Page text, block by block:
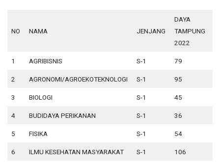
NO NAMA JENJANG
DAYA
TAMPUNG
2022
1 AGRIBISNIS S-1 79
2 AGRONOMI/AGROEKOTEKNOLOGI S-1 95
3 BIOLOGI S-1 45
4 BUDIDAYA PERIKANAN S-1 36
5 FISIKA S-1 54
6 ILMU KESEHATAN MASYARAKAT S-1 106